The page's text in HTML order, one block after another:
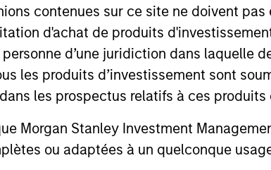
contenues sur ce site ne doivent
d'achat de produits
d’une juridiction dans laquelle
les produits d’investissement sont
les prospectus relatifs à ces produits
Morgan Stanley Investment
ou adaptées à un quelconque
informations complémentaires peuvent être
Général-Dufour, 1204 Genève. L’agent payeur en
décide de mettre fin à l’accord de
pour les termes et définitions relatifs au fonds.
et les indices est Morgan Stanley Investment
qui en découlent peuvent baisser ou